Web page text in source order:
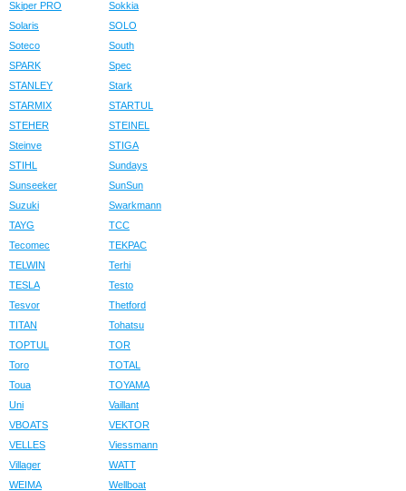
Skiper PRO
Sokkia
Solaris
SOLO
Soteco
South
SPARK
Spec
STANLEY
Stark
STARMIX
STARTUL
STEHER
STEINEL
Steinve
STIGA
STIHL
Sundays
Sunseeker
SunSun
Suzuki
Swarkmann
TAYG
TCC
Tecomec
TEKPAC
TELWIN
Terhi
TESLA
Testo
Tesvor
Thetford
TITAN
Tohatsu
TOPTUL
TOR
Toro
TOTAL
Toua
TOYAMA
Uni
Vaillant
VBOATS
VEKTOR
VELLES
Viessmann
Villager
WATT
WEIMA
Wellboat